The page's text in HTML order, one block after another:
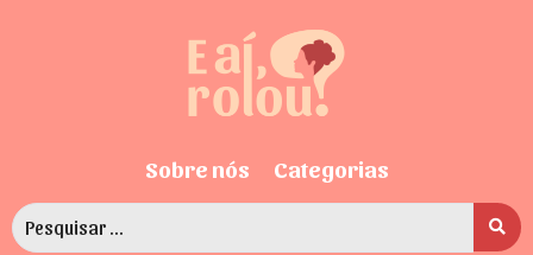
Sobre nós Categorias